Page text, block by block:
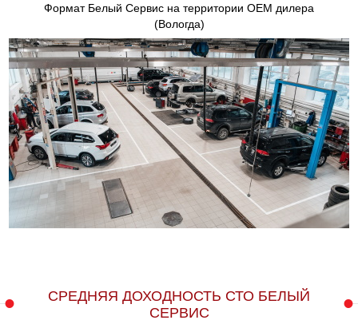
Формат Белый Сервис на территории ОЕМ дилера
(Вологда)
СРЕДНЯЯ ДОХОДНОСТЬ СТО БЕЛЫЙ
СЕРВИС